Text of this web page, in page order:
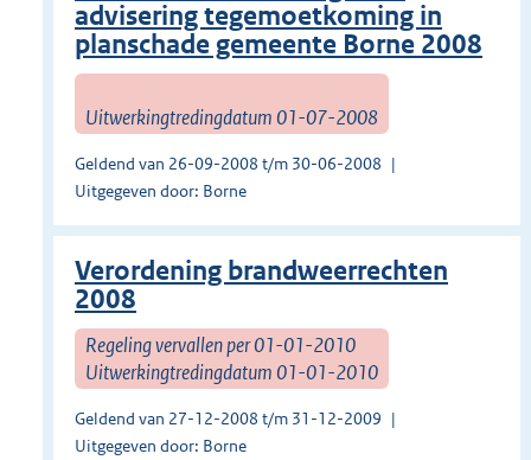
advisering tegemoetkoming in
planschade gemeente Borne 2008
Uitwerkingtredingdatum 01-07-2008
Geldend van 26-09-2008 t/m 30-06-2008
Uitgegeven door: Borne
Verordening brandweerrechten
2008
Regeling vervallen per 01-01-2010
Uitwerkingtredingdatum 01-01-2010
Geldend van 27-12-2008 t/m 31-12-2009
Uitgegeven door: Borne